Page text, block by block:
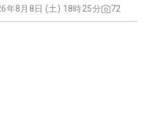
年8月8日 (土) 18時25分 72